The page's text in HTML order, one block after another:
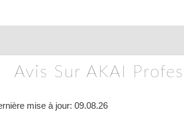
Avis Sur AKAI
mise à jour: 09.08.26